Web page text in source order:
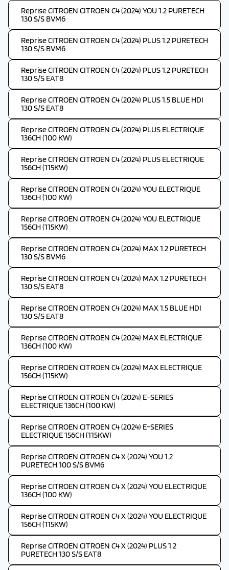
Reprise CITROEN CITROEN C4 (2024) YOU 1.2 PURETECH
130 S/S BVM6
Reprise CITROEN CITROEN C4 (2024) PLUS 1.2 PURETECH
130 S/S BVM6
Reprise CITROEN CITROEN C4 (2024) PLUS 1.2 PURETECH
130 S/S EAT8
Reprise CITROEN CITROEN C4 (2024) PLUS 1.5 BLUE HDI
130 S/S EAT8
Reprise CITROEN CITROEN C4 (2024) PLUS ELECTRIQUE
136CH (100 KW)
Reprise CITROEN CITROEN C4 (2024) PLUS ELECTRIQUE
156CH (115KW)
Reprise CITROEN CITROEN C4 (2024) YOU ELECTRIQUE
136CH (100 KW)
Reprise CITROEN CITROEN C4 (2024) YOU ELECTRIQUE
156CH (115KW)
Reprise CITROEN CITROEN C4 (2024) MAX 1.2 PURETECH
130 S/S BVM6
Reprise CITROEN CITROEN C4 (2024) MAX 1.2 PURETECH
130 S/S EAT8
Reprise CITROEN CITROEN C4 (2024) MAX 1.5 BLUE HDI
130 S/S EAT8
Reprise CITROEN CITROEN C4 (2024) MAX ELECTRIQUE
136CH (100 KW)
Reprise CITROEN CITROEN C4 (2024) MAX ELECTRIQUE
156CH (115KW)
Reprise CITROEN CITROEN C4 (2024) E-SERIES
ELECTRIQUE 136CH (100 KW)
Reprise CITROEN CITROEN C4 (2024) E-SERIES
ELECTRIQUE 156CH (115KW)
Reprise CITROEN CITROEN C4 X (2024) YOU 1.2
PURETECH 100 S/S BVM6
Reprise CITROEN CITROEN C4 X (2024) YOU ELECTRIQUE
136CH (100 KW)
Reprise CITROEN CITROEN C4 X (2024) YOU ELECTRIQUE
156CH (115KW)
Reprise CITROEN CITROEN C4 X (2024) PLUS 1.2
PURETECH 130 S/S EAT8